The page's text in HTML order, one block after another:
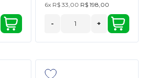
6x R$ 33,00 R$ 198,00
- +